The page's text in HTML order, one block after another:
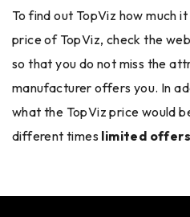
To find out TopViz how much
price of TopViz, check the
so that you do not miss the
manufacturer offers you. In
what the TopViz price would
different times limited offers